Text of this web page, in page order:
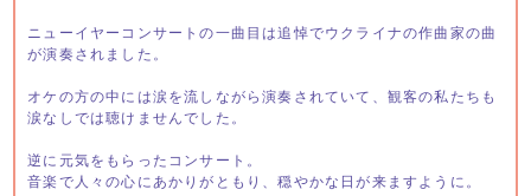
ニューイヤーコンサートの一曲目は追悼でウクライナの作曲家の曲
が演奏されました。
オケの方の中には涙を流しながら演奏されていて、観客の私たちも
涙なしでは聴けませんでした。
逆に元気をもらったコンサート。
音楽で人々の心にあかりがともり、穏やかな日が来ますように。